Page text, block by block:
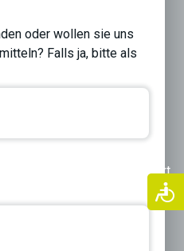
oder wollen sie uns
Falls ja, bitte als
Next